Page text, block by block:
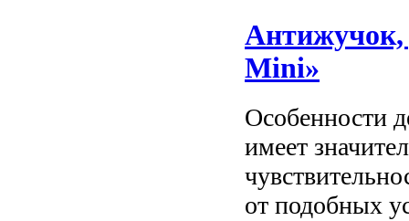
Антижучок,
Mini»
Особенности
имеет
от подобных